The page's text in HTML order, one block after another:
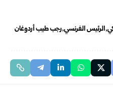
الرئيس الفرنسي رجب طيب أردوغان